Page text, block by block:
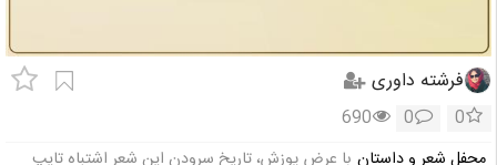
فرشته داوری
0
0
690